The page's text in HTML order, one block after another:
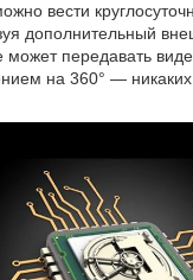
вести
дополнительный
может передавать
на 360° —